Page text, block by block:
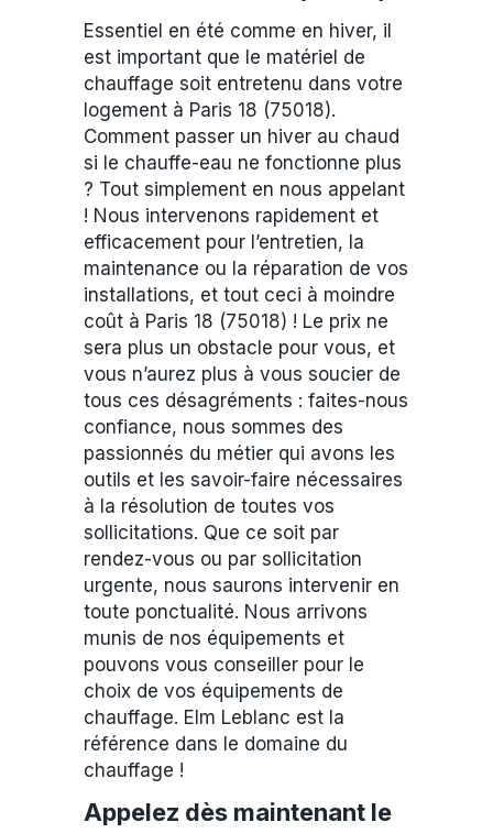
Essentiel en été comme en hiver, il
est important que le matériel de
chauffage soit entretenu dans votre
logement à Paris 18 (75018).
Comment passer un hiver au chaud
si le chauffe-eau ne fonctionne plus
? Tout simplement en nous appelant
! Nous intervenons rapidement et
efficacement pour l’entretien, la
maintenance ou la réparation de vos
installations, et tout ceci à moindre
coût à Paris 18 (75018) ! Le prix ne
sera plus un obstacle pour vous, et
vous n’aurez plus à vous soucier de
tous ces désagréments : faites-nous
confiance, nous sommes des
passionnés du métier qui avons les
outils et les savoir-faire nécessaires
à la résolution de toutes vos
sollicitations. Que ce soit par
rendez-vous ou par sollicitation
urgente, nous saurons intervenir en
toute ponctualité. Nous arrivons
munis de nos équipements et
pouvons vous conseiller pour le
choix de vos équipements de
chauffage. Elm Leblanc est la
référence dans le domaine du
chauffage !
Appelez dès maintenant le